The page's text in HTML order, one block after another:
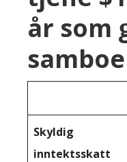
år som
Skyldig
inntektsskatt